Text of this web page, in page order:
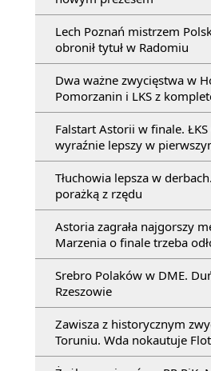
Lech Poznań mistrzem
obronił tytuł w Radomiu
Dwa ważne zwycięstwa w
Pomorzanin i LKS z
Falstart Astorii w finale.
wyraźnie lepszy w
Tłuchowia lepsza w
porażką z rzędu
Astoria zagrała najgorszy
Marzenia o finale trzeba
Srebro Polaków w DME.
Rzeszowie
Zawisza z historycznym
Toruniu. Wda nokautuje